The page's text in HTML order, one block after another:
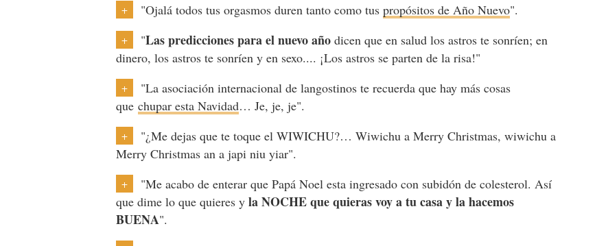
+ "Ojalá todos tus orgasmos duren tanto como tuspropósitos de Año Nuevo".
+ "Las predicciones para el nuevo año dicen que en salud los astros te sonríen; en
dinero, los astros te sonríen y en sexo.... ¡Los astros se parten de la risa!"
+
"La asociación internacional de langostinos te recuerda que hay más cosas
quechupar esta Navidad… Je, je, je".
+
"¿Me dejas que te toque el WIWICHU?… Wiwichu a Merry Christmas, wiwichu a
Merry Christmas an a japi niu yiar".
+
"Me acabo de enterar que Papá Noel esta ingresado con subidón de colesterol. Así
que dime lo que quieres yla NOCHE que quieras voy a tu casa y la hacemos
BUENA".